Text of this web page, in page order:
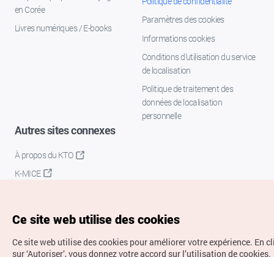
en Corée
Livres numériques / E-books
Paramètres des cookies
Informations cookies
Conditions d’utilisation du service
de localisation
Politique de traitement des
données de localisation
personnelle
Autres sites connexes
À propos du KTO
K-MICE
Ce site web utilise des cookies
Ce site web utilise des cookies pour améliorer votre expérience. En
sur ‘Autoriser’, vous donnez votre accord sur l’utilisation de cookies.